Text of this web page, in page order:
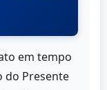
em tempo
do Presente